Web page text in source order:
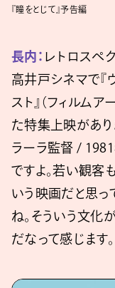
『瞳をとじて』予告編
長内： レトロスペ
高井戸シネマで『
スト』（フィルム
た特集上映があり
ラーラ監督 /
ですよ。若い観客
いう映画だと思っ
ね。そういう文化
だなって感じます。